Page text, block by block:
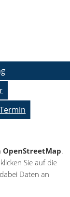
OpenStreetMap.
Sie auf die
Daten an